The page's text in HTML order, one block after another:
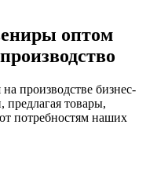
оптом
производстве бизнес-
товары,
потребностям наших